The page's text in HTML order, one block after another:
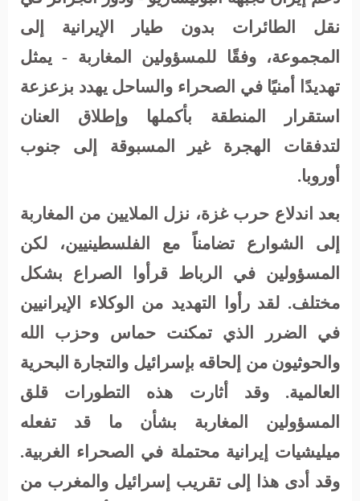
نقل الطائرات بدون طيار الإيرانية إلى
المجموعة، وفقًا للمسؤولين المغاربة - يمثل
تهديدًا أمنيًا في الصحراء والساحل يهدد بزعزعة
استقرار المنطقة بأكملها وإطلاق العنان
لتدفقات الهجرة غير المسبوقة إلى جنوب
أوروبا.
بعد اندلاع حرب غزة، نزل الملايين من المغاربة
إلى الشوارع تضامناً مع الفلسطينيين، لكن
المسؤولين في الرباط قرأوا الصراع بشكل
مختلف. لقد رأوا التهديد من الوكلاء الإيرانيين
في الضرر الذي تمكنت حماس وحزب الله
والحوثيون من إلحاقه بإسرائيل والتجارة البحرية
العالمية. وقد أثارت هذه التطورات قلق
المسؤولين المغاربة بشأن ما قد تفعله
ميليشيات إيرانية محتملة في الصحراء الغربية.
وقد أدى هذا إلى تقريب إسرائيل والمغرب من